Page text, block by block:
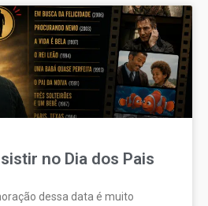
no Dia dos Pais
dessa data é muito